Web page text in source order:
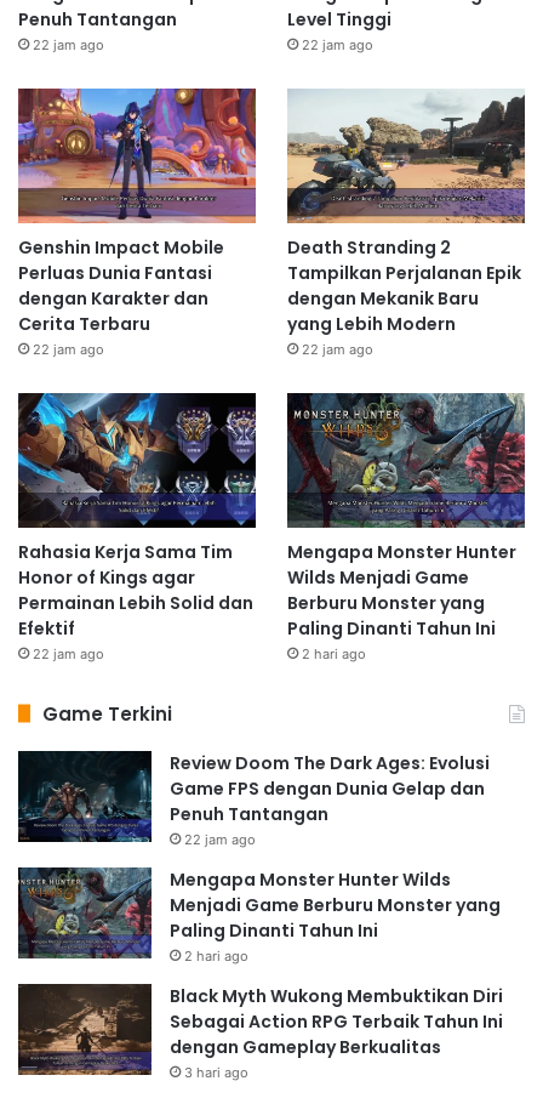
Penuh Tantangan
22 jam ago
Level Tinggi
22 jam ago
Genshin Impact Mobile
Perluas Dunia Fantasi
dengan Karakter dan
Cerita Terbaru
22 jam ago
Death Stranding 2
Tampilkan Perjalanan Epik
dengan Mekanik Baru
yang Lebih Modern
22 jam ago
Rahasia Kerja Sama Tim
Honor of Kings agar
Permainan Lebih Solid dan
Efektif
22 jam ago
Mengapa Monster Hunter
Wilds Menjadi Game
Berburu Monster yang
Paling Dinanti Tahun Ini
2 hari ago
Game Terkini
Review Doom The Dark Ages: Evolusi
Game FPS dengan Dunia Gelap dan
Penuh Tantangan
22 jam ago
Mengapa Monster Hunter Wilds
Menjadi Game Berburu Monster yang
Paling Dinanti Tahun Ini
2 hari ago
Black Myth Wukong Membuktikan Diri
Sebagai Action RPG Terbaik Tahun Ini
dengan Gameplay Berkualitas
3 hari ago